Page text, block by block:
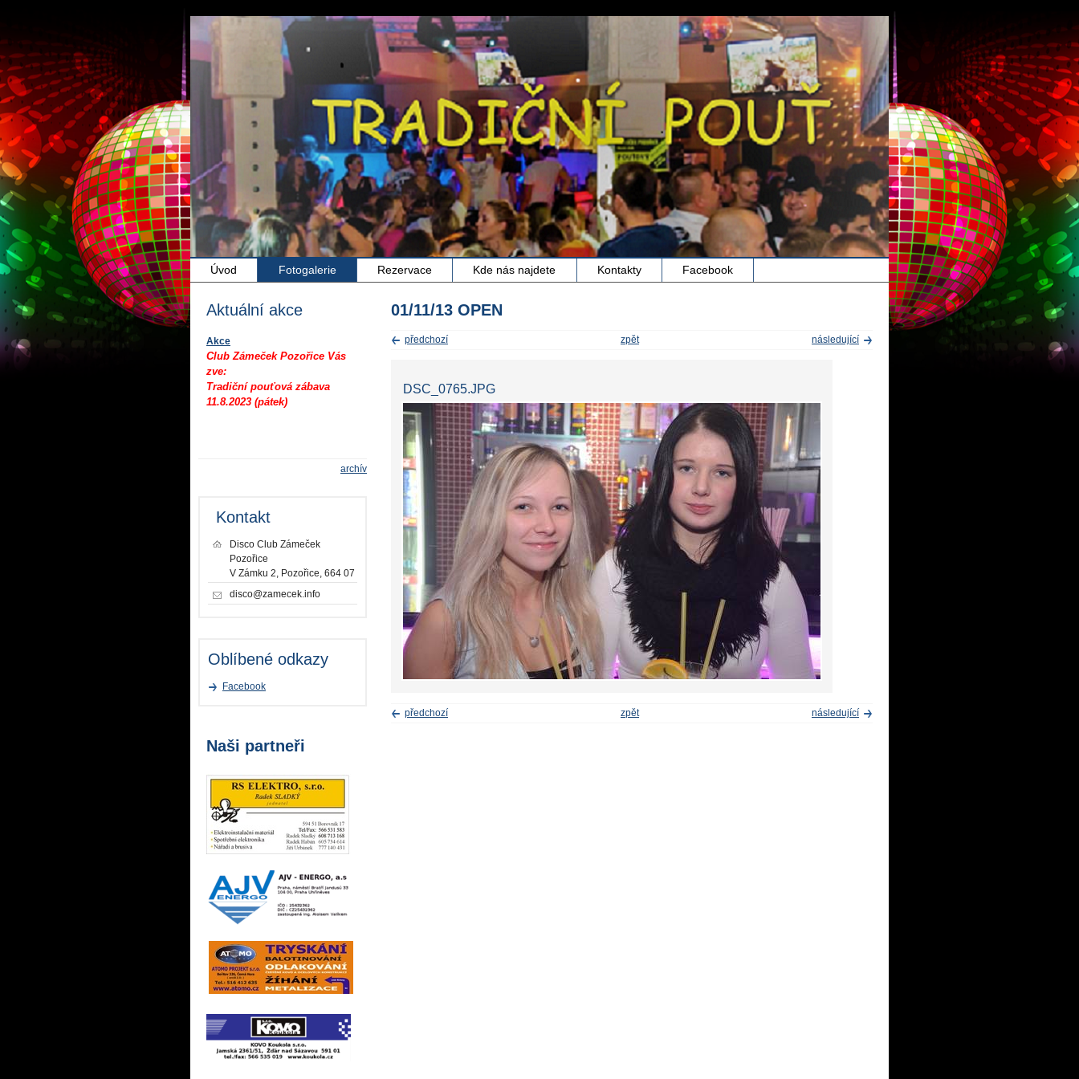
Úvod Fotogalerie Rezervace Kde nás najdete Kontakty Facebook
01/11/13 OPEN
předchozí následující
zpět
DSC_0765.JPG
předchozí následující
zpět
Aktuální akce
Akce
Club Zámeček Pozořice Vás
zve:
Tradiční pouťová zábava
11.8.2023 (pátek)
archív
Kontakt
Disco Club Zámeček
Pozořice
V Zámku 2, Pozořice, 664 07
disco@zamecek.info
Oblíbené odkazy
Facebook
Naši partneři